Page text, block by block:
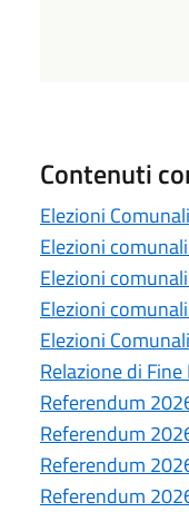
Contenuti
Elezioni
Elezioni
Elezioni
Elezioni
Elezioni
Relazione di
Referendum
Referendum
Referendum
Referendum